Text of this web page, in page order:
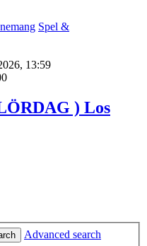
Spel &
13:59
) Los
Advanced search